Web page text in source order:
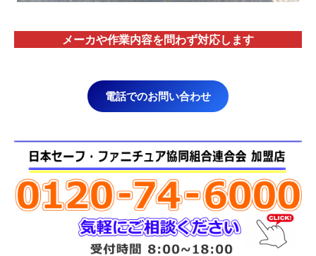
メーカや作業内容を問わず対応します
電話でのお問い合わせ